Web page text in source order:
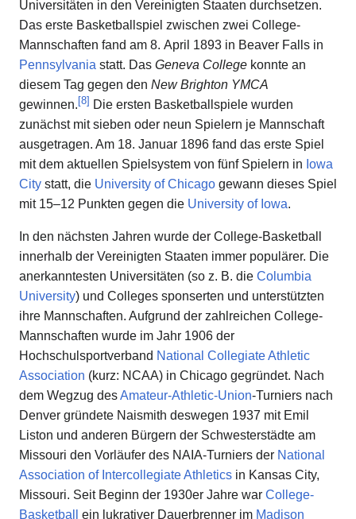
Universitäten in den Vereinigten Staaten durchsetzen.
Das erste Basketballspiel zwischen zwei College-
Mannschaften fand am 8. April 1893 in Beaver Falls in
Pennsylvania statt. Das Geneva College konnte an
diesem Tag gegen den New Brighton YMCA
gewinnen.[8] Die ersten Basketballspiele wurden
zunächst mit sieben oder neun Spielern je Mannschaft
ausgetragen. Am 18. Januar 1896 fand das erste Spiel
mit dem aktuellen Spielsystem von fünf Spielern in Iowa
City statt, die University of Chicago gewann dieses Spiel
mit 15–12 Punkten gegen die University of Iowa.
In den nächsten Jahren wurde der College-Basketball
innerhalb der Vereinigten Staaten immer populärer. Die
anerkanntesten Universitäten (so z. B. die Columbia
University) und Colleges sponserten und unterstützten
ihre Mannschaften. Aufgrund der zahlreichen College-
Mannschaften wurde im Jahr 1906 der
Hochschulsportverband National Collegiate Athletic
Association (kurz: NCAA) in Chicago gegründet. Nach
dem Wegzug desAmateur-Athletic-Union-Turniers nach
Denver gründete Naismith deswegen 1937 mit Emil
Liston und anderen Bürgern der Schwesterstädte am
Missouri den Vorläufer des NAIA-Turniers der National
Association of Intercollegiate Athletics in Kansas City,
Missouri. Seit Beginn der 1930er Jahre war College-
Basketball
ein lukrativer Dauerbrenner im Madison